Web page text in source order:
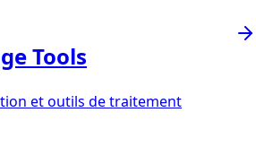
Tools
et outils de traitement